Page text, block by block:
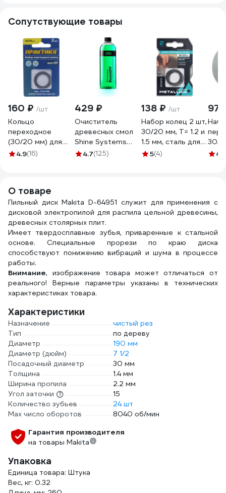
Сопутствующие товары
160 ₽ /шт
Кольцо
переходное
(30/20 мм) для
дисков ПРАКТИКА
4.9(16)
429 ₽
Очиститель
древесных смол
Shine Systems
ResinOFF 750 мл
4.7(125)
138 ₽ /шт
Набор колец 2 шт,
30/20 мм, Т= 1.2 и
1.5 мм, сталь для
пильных дисков
5(4)
97
30/
4.7
О товаре
Пильный диск Makita D-64951 служит для применения с
дисковой электропилой для распила цельной древесины,
древесных столярных плит.
Имеет твердосплавные зубья, приваренные к стальной
основе. Специальные прорези по краю диска
способствуют понижению вибраций и шума в процессе
работы.
Внимание, изображение товара может отличаться от
реального! Верные параметры указаны в технических
характеристиках товара.
Характеристики
Назначение
чистый рез
Тип
по дереву
Диаметр
190 мм
Диаметр (дюйм)
7 1/2
Посадочный диаметр
30 мм
Толщина
1.4 мм
Ширина пропила
2.2 мм
Угол заточки
15
Количество зубьев
24 шт
Max число оборотов
8040 об/мин
Гарантия производителя
на товары Makita
Упаковка
Единица товара: Штука
Вес, кг: 0.32